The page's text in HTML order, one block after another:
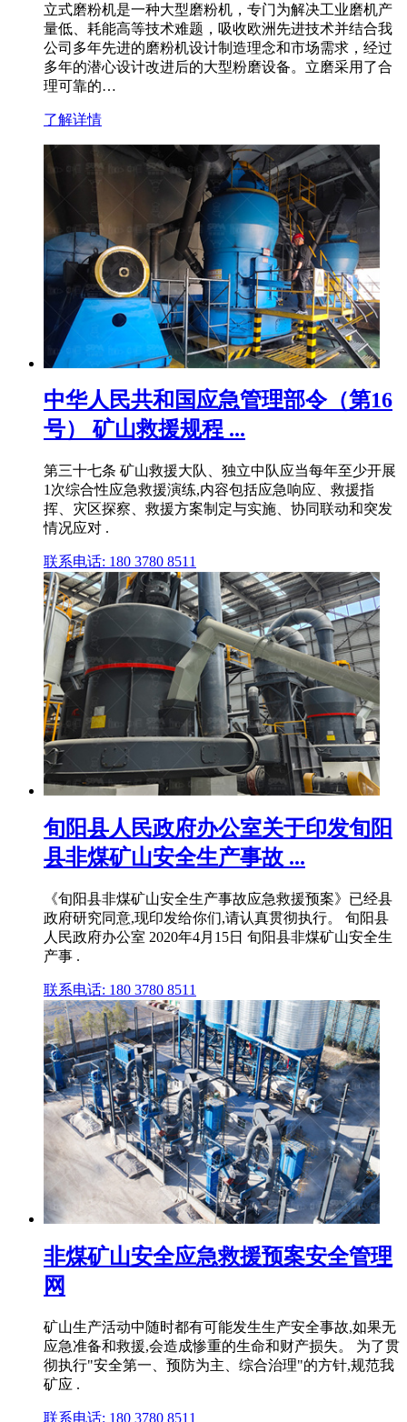
立式磨粉机是一种大型磨粉机，专门为解决工业磨机产
量低、耗能高等技术难题，吸收欧洲先进技术并结合我
公司多年先进的磨粉机设计制造理念和市场需求，经过
多年的潜心设计改进后的大型粉磨设备。立磨采用了合
理可靠的…
了解详情
中华人民共和国应急管理部令（第16
号） 矿山救援规程 ...
第三十七条 矿山救援大队、独立中队应当每年至少开展
1次综合性应急救援演练,内容包括应急响应、救援指
挥、灾区探察、救援方案制定与实施、协同联动和突发
情况应对 .
联系电话: 180 3780 8511
旬阳县人民政府办公室关于印发旬阳
县非煤矿山安全生产事故 ...
《旬阳县非煤矿山安全生产事故应急救援预案》已经县
政府研究同意,现印发给你们,请认真贯彻执行。 旬阳县
人民政府办公室 2020年4月15日 旬阳县非煤矿山安全生
产事 .
联系电话: 180 3780 8511
非煤矿山安全应急救援预案安全管理
网
矿山生产活动中随时都有可能发生生产安全事故,如果无
应急准备和救援,会造成惨重的生命和财产损失。 为了贯
彻执行"安全第一、预防为主、综合治理"的方针,规范我
矿应 .
联系电话: 180 3780 8511